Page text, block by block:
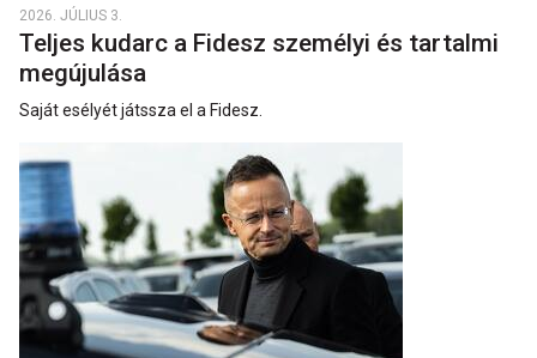
2026. JÚLIUS 3.
Teljes kudarc a Fidesz személyi és tartalmi
megújulása
Saját esélyét játssza el a Fidesz.